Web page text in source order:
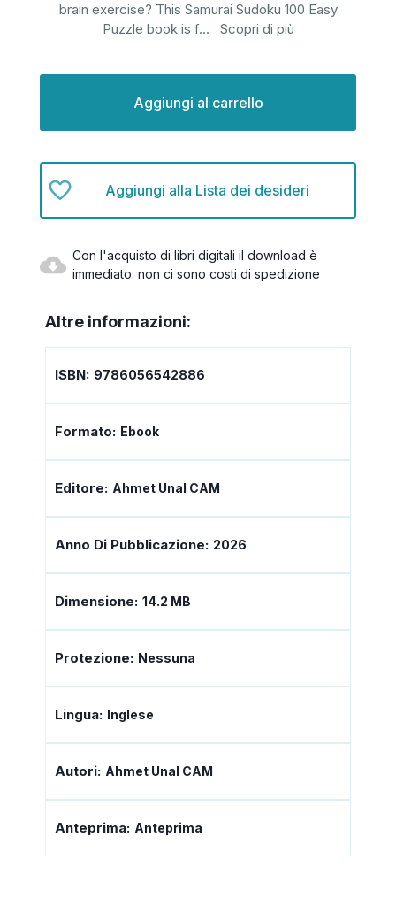
brain exercise? This Samurai Sudoku 100 Easy
Puzzle book is f... Scopri di più
Aggiungi alla Lista dei desideri
Con l'acquisto di libri digitali il download è
immediato: non ci sono costi di spedizione
Altre informazioni:
ISBN: 9786056542886
Formato: Ebook
Editore: Ahmet Unal CAM
Anno Di Pubblicazione: 2026
Dimensione: 14.2 MB
Protezione: Nessuna
Lingua: Inglese
Autori: Ahmet Unal CAM
Anteprima: Anteprima